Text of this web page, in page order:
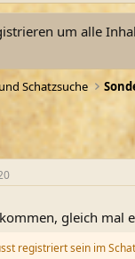
um alle
Schatzsuche
gleich mal
registriert sein im